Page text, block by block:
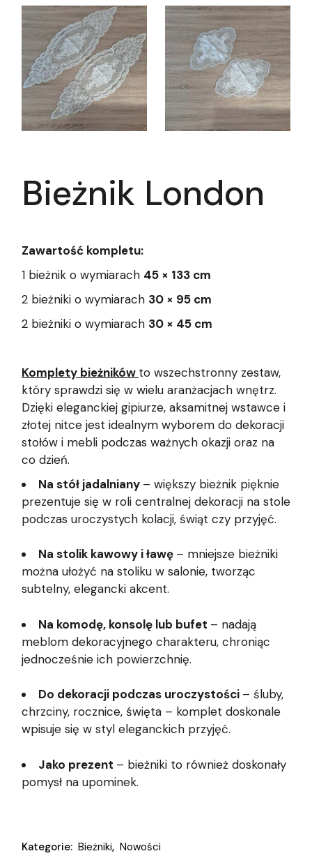
Bieżnik London
Zawartość kompletu:
1 bieżnik o wymiarach 45 × 133 cm
2 bieżniki o wymiarach 30 × 95 cm
2 bieżniki o wymiarach 30 × 45 cm
Komplety bieżników to wszechstronny zestaw,
który sprawdzi się w wielu aranżacjach wnętrz.
Dzięki eleganckiej gipiurze, aksamitnej wstawce i
złotej nitce jest idealnym wyborem do dekoracji
stołów i mebli podczas ważnych okazji oraz na
co dzień.
Na stół jadalniany – większy bieżnik pięknie
prezentuje się w roli centralnej dekoracji na stole
podczas uroczystych kolacji, świąt czy przyjęć.
Na stolik kawowy i ławę – mniejsze bieżniki
można ułożyć na stoliku w salonie, tworząc
subtelny, elegancki akcent.
Na komodę, konsolę lub bufet – nadają
meblom dekoracyjnego charakteru, chroniąc
jednocześnie ich powierzchnię.
Do dekoracji podczas uroczystości – śluby,
chrzciny, rocznice, święta – komplet doskonale
wpisuje się w styl eleganckich przyjęć.
Jako prezent – bieżniki to również doskonały
pomysł na upominek.
Kategorie: Bieżniki, Nowości